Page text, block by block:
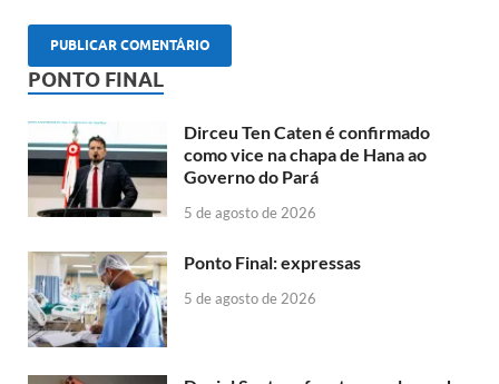
PONTO FINAL
Dirceu Ten Caten é confirmado
como vice na chapa de Hana ao
Governo do Pará
5 de agosto de 2026
Ponto Final: expressas
5 de agosto de 2026